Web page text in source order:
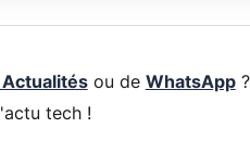
Actualitésou de WhatsApp?
tech !